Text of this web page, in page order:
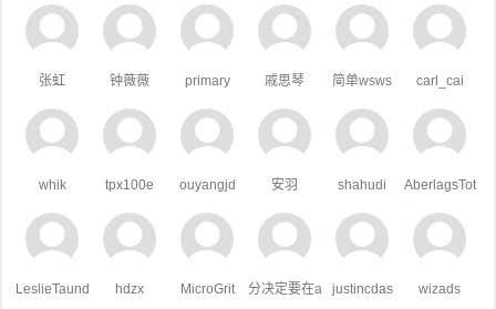
张虹 钟薇薇 primary 戚思琴 简单wsws carl_cai
whik tpx100e ouyangjd 安羽 shahudi AberlagsTot
LeslieTaund hdzx MicroGrit 分决定要在a justincdas wizads